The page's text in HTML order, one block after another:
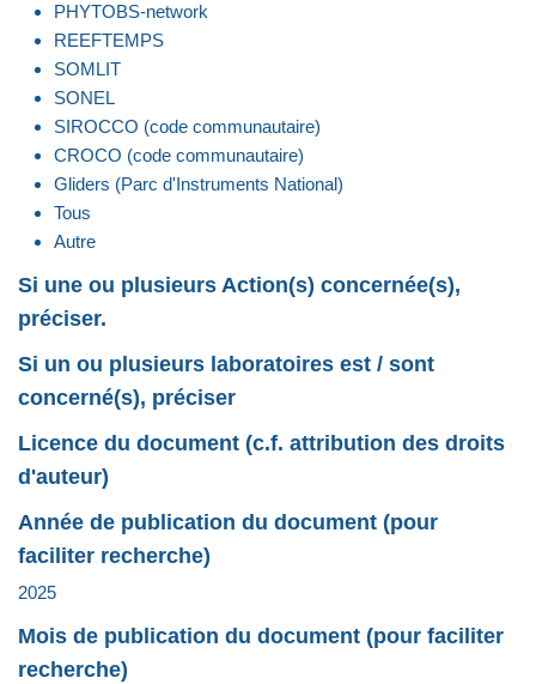
PHYTOBS-network
REEFTEMPS
SOMLIT
SONEL
SIROCCO (code communautaire)
CROCO (code communautaire)
Gliders (Parc d'Instruments National)
Tous
Autre
Si une ou plusieurs Action(s) concernée(s),
préciser.
Si un ou plusieurs laboratoires est / sont
concerné(s), préciser
Licence du document (c.f. attribution des droits
d'auteur)
Année de publication du document (pour
faciliter recherche)
2025
Mois de publication du document (pour faciliter
recherche)